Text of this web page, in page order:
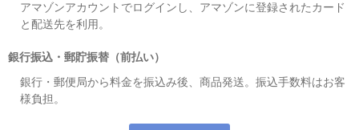
アマゾンアカウントでログインし、アマゾンに登録されたカード
と配送先を利用。
銀行振込・郵貯振替（前払い）
銀行・郵便局から料金を振込み後、商品発送。振込手数料はお客
様負担。